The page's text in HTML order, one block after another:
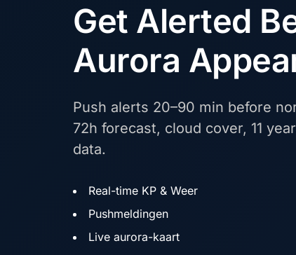
Get Alerted
Aurora
Push alerts 20–90 min before
72h forecast, cloud cover, 11
data.
Real-time KP & Weer
Pushmeldingen
Live aurora-kaart